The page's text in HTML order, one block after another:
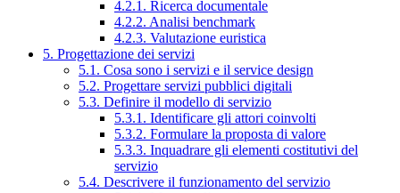
4.2.1. Ricerca documentale
4.2.2. Analisi benchmark
4.2.3. Valutazione euristica
5. Progettazione dei servizi
5.1. Cosa sono i servizi e il service design
5.2. Progettare servizi pubblici digitali
5.3. Definire il modello di servizio
5.3.1. Identificare gli attori coinvolti
5.3.2. Formulare la proposta di valore
5.3.3. Inquadrare gli elementi costitutivi del
servizio
5.4. Descrivere il funzionamento del servizio